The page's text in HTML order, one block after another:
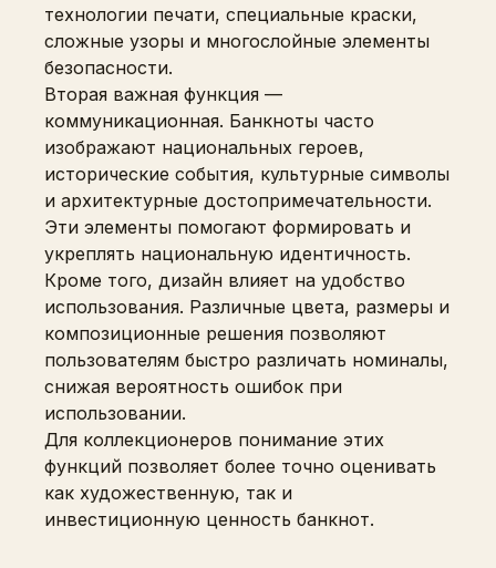
технологии печати, специальные краски,
сложные узоры и многослойные элементы
безопасности.
Вторая важная функция —
коммуникационная. Банкноты часто
изображают национальных героев,
исторические события, культурные символы
и архитектурные достопримечательности.
Эти элементы помогают формировать и
укреплять национальную идентичность.
Кроме того, дизайн влияет на удобство
использования. Различные цвета, размеры и
композиционные решения позволяют
пользователям быстро различать номиналы,
снижая вероятность ошибок при
использовании.
Для коллекционеров понимание этих
функций позволяет более точно оценивать
как художественную, так и
инвестиционную ценность банкнот.